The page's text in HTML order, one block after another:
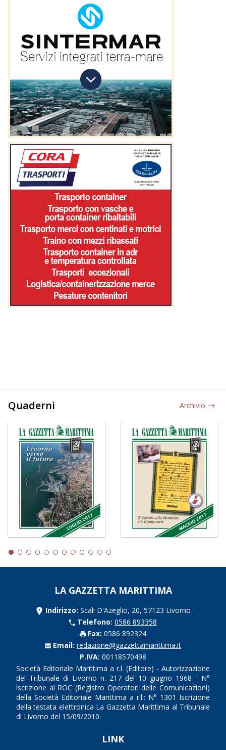
Quaderni Archivio
LA GAZZETTA MARITTIMA
Indirizzo: Scali D'Azeglio, 20, 57123 Livorno
Telefono: 0586 893358
Fax: 0586 892324
Email: redazione@gazzettamarittima.it
P.IVA: 00118570498
Società Editoriale Marittima a r.l. (Editore) - Autorizzazione
del Tribunale di Livorno n. 217 del 10 giugno 1968 - N°
iscrizione al ROC (Registro Operatori delle Comunicazioni)
della Società Editoriale Marittima a r.l.: N° 1301 Iscrizione
della testata elettronica La Gazzetta Marittima al Tribunale
di Livorno del 15/09/2010.
LINK